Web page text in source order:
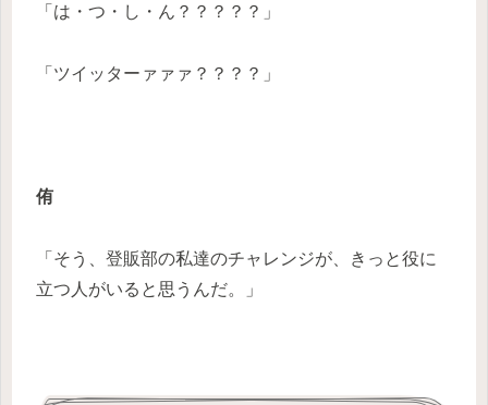
「は・つ・し・ん？？？？？」
「ツイッターァァァ？？？？」
侑
「そう、登販部の私達のチャレンジが、きっと役に
立つ人がいると思うんだ。」